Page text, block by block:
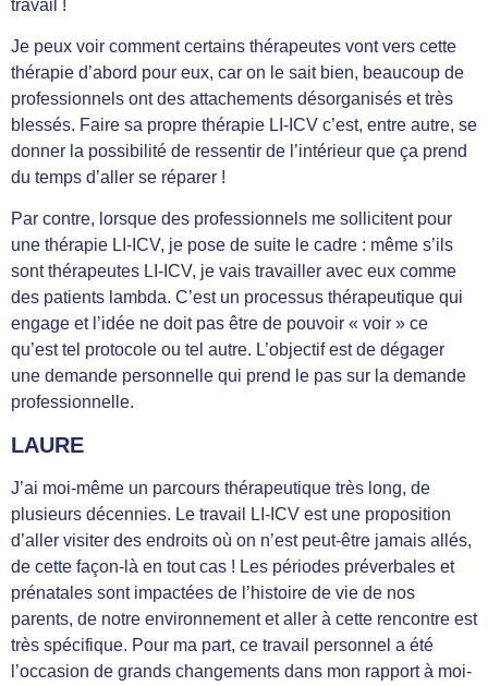
travail !
Je peux voir comment certains thérapeutes vont vers cette
thérapie d’abord pour eux, car on le sait bien, beaucoup de
professionnels ont des attachements désorganisés et très
blessés. Faire sa propre thérapie LI-ICV c’est, entre autre, se
donner la possibilité de ressentir de l’intérieur que ça prend
du temps d’aller se réparer !
Par contre, lorsque des professionnels me sollicitent pour
une thérapie LI-ICV, je pose de suite le cadre : même s’ils
sont thérapeutes LI-ICV, je vais travailler avec eux comme
des patients lambda. C’est un processus thérapeutique qui
engage et l’idée ne doit pas être de pouvoir « voir » ce
qu’est tel protocole ou tel autre. L’objectif est de dégager
une demande personnelle qui prend le pas sur la demande
professionnelle.
LAURE
J’ai moi-même un parcours thérapeutique très long, de
plusieurs décennies. Le travail LI-ICV est une proposition
d’aller visiter des endroits où on n’est peut-être jamais allés,
de cette façon-là en tout cas ! Les périodes préverbales et
prénatales sont impactées de l’histoire de vie de nos
parents, de notre environnement et aller à cette rencontre est
très spécifique. Pour ma part, ce travail personnel a été
l’occasion de grands changements dans mon rapport à moi-